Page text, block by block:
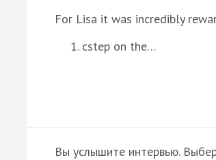
For Lisa it was incredibly
cstep on the…
Вы услышите интервью.